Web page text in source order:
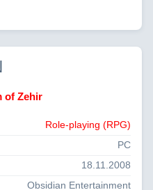
of Zehir
Role-playing (RPG)
PC
18.11.2008
Obsidian Entertainment